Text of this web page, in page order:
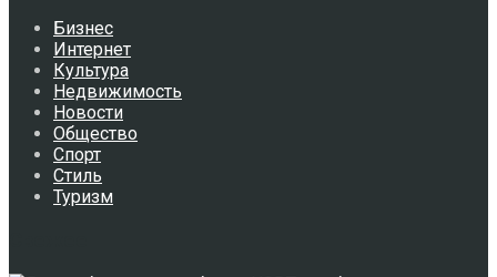
Бизнес
Интернет
Культура
Недвижимость
Новости
Общество
Спорт
Стиль
Туризм